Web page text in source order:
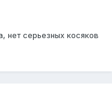
нет серьезных косяков